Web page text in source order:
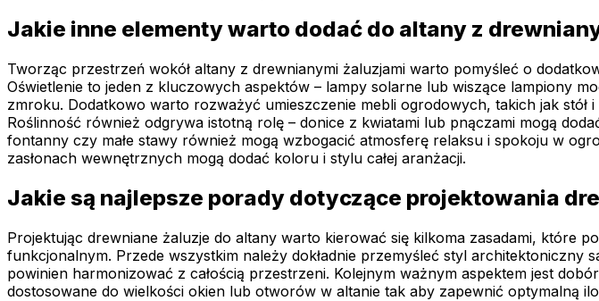
Jakie inne elementy warto dodać do altany z
Tworząc przestrzeń wokół altany z drewnianymi żaluzjami warto pomyśleć o
Oświetlenie to jeden z kluczowych aspektów – lampy solarne lub wiszące lampiony
zmroku. Dodatkowo warto rozważyć umieszczenie mebli ogrodowych, takich jak
Roślinność również odgrywa istotną rolę – donice z kwiatami lub pnączami mogą
fontanny czy małe stawy również mogą wzbogacić atmosferę relaksu i spokoju w
zasłonach wewnętrznych mogą dodać koloru i stylu całej aranżacji.
Jakie są najlepsze porady dotyczące projektowania
Projektując drewniane żaluzje do altany warto kierować się kilkoma zasadami, które
funkcjonalnym. Przede wszystkim należy dokładnie przemyśleć styl
powinien harmonizować z całością przestrzeni. Kolejnym ważnym aspektem jest
dostosowane do wielkości okien lub otworów w altanie tak aby zapewnić optymalną